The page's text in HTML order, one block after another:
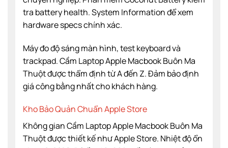
tra battery health. System Information để xem
hardware specs chính xác.
Máy đo độ sáng màn hình, test keyboard và
trackpad. Cầm Laptop Apple Macbook Buôn Ma
Thuột được thẩm định từ A đến Z. Đảm bảo định
giá công bằng nhất cho khách hàng.
Kho Bảo Quản Chuẩn Apple Store
Không gian Cầm Laptop Apple Macbook Buôn Ma
Thuột được thiết kế như Apple Store. Nhiệt độ ổn